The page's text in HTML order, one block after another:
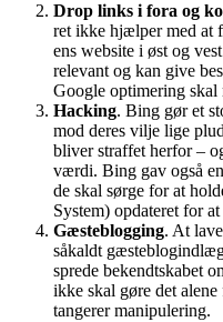
Drop links i fora og
ret ikke hjælper med at
ens website i øst og
relevant og kan give
Google optimering skal
Hacking. Bing gør et
mod deres vilje lige
bliver straffet herfor –
værdi. Bing gav også
de skal sørge for at
System) opdateret for
Gæsteblogging. At
såkaldt
sprede bekendtskabet
ikke skal gøre det
tangerer manipulering.